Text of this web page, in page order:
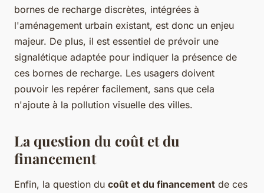
bornes de recharge discrètes, intégrées à
l'aménagement urbain existant, est donc un enjeu
majeur. De plus, il est essentiel de prévoir une
signalétique adaptée pour indiquer la présence de
ces bornes de recharge. Les usagers doivent
pouvoir les repérer facilement, sans que cela
n'ajoute à la pollution visuelle des villes.
La question du coût et du
financement
Enfin, la question du coût et du financement de ces